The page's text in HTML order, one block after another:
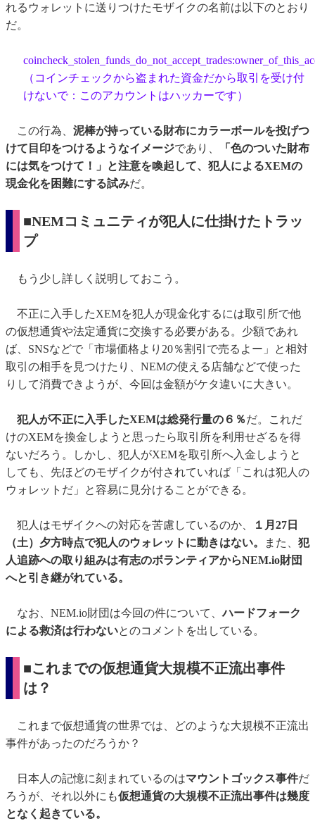
れるウォレットに送りつけたモザイクの名前は以下のとおり
だ。
（コインチェックから盗まれた資金だから取引を受け付
けないで：このアカウントはハッカーです）
この行為、 泥棒が持っている財布にカラーボールを投げつ
けて目印をつけるようなイメージであり、
「色のついた財布
には気をつけて！」と注意を喚起して、犯人によるXEMの
現金化を困難にする試みだ。
■NEMコミュニティが犯人に仕掛けたトラッ
プ
もう少し詳しく説明しておこう。
不正に入手したXEMを犯人が現金化するには取引所で他
の仮想通貨や法定通貨に交換する必要がある。少額であれ
ば、SNSなどで「市場価格より20％割引で売るよー」と相対
取引の相手を見つけたり、NEMの使える店舗などで使った
りして消費できようが、今回は金額がケタ違いに大きい。
犯人が不正に入手したXEMは総発行量の６％だ。これだ
けのXEMを換金しようと思ったら取引所を利用せざるを得
ないだろう。しかし、犯人がXEMを取引所へ入金しようと
しても、先ほどのモザイクが付されていれば「これは犯人の
ウォレットだ」と容易に見分けることができる。
犯人はモザイクへの対応を苦慮しているのか、
１月27日
（土）夕方時点で犯人のウォレットに動きはない。
また、 犯
人追跡への取り組みは有志のボランティアからNEM.io財団
へと引き継がれている。
なお、NEM.io財団は今回の件について、ハードフォーク
による救済は行わないとのコメントを出している。
■これまでの仮想通貨大規模不正流出事件
は？
これまで仮想通貨の世界では、どのような大規模不正流出
事件があったのだろうか？
日本人の記憶に刻まれているのはマウントゴックス事件だ
ろうが、それ以外にも仮想通貨の大規模不正流出事件は幾度
となく起きている。